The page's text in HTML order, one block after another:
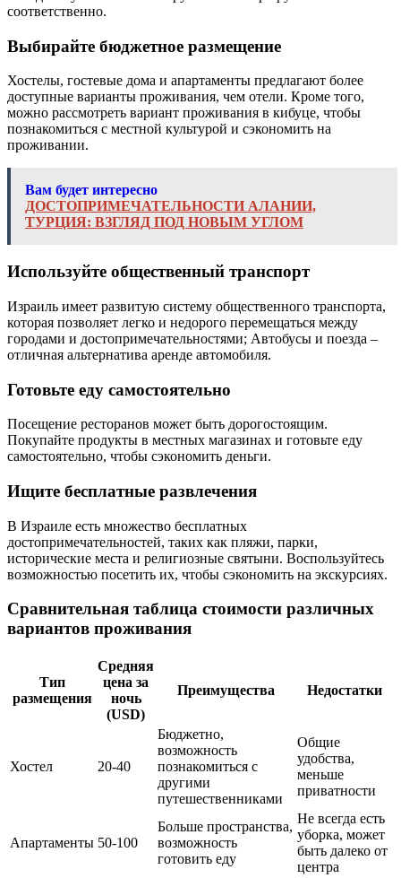
соответственно.
Выбирайте бюджетное размещение
Хостелы, гостевые дома и апартаменты предлагают более
доступные варианты проживания, чем отели. Кроме того,
можно рассмотреть вариант проживания в кибуце, чтобы
познакомиться с местной культурой и сэкономить на
проживании.
Вам будет интересно
ДОСТОПРИМЕЧАТЕЛЬНОСТИ АЛАНИИ,
ТУРЦИЯ: ВЗГЛЯД ПОД НОВЫМ УГЛОМ
Используйте общественный транспорт
Израиль имеет развитую систему общественного транспорта,
которая позволяет легко и недорого перемещаться между
городами и достопримечательностями; Автобусы и поезда –
отличная альтернатива аренде автомобиля.
Готовьте еду самостоятельно
Посещение ресторанов может быть дорогостоящим.
Покупайте продукты в местных магазинах и готовьте еду
самостоятельно, чтобы сэкономить деньги.
Ищите бесплатные развлечения
В Израиле есть множество бесплатных
достопримечательностей, таких как пляжи, парки,
исторические места и религиозные святыни. Воспользуйтесь
возможностью посетить их, чтобы сэкономить на экскурсиях.
Сравнительная таблица стоимости различных
вариантов проживания
Тип
размещения
Средняя
цена за
ночь
(USD)
Преимущества Недостатки
Хостел 20-40
Бюджетно,
возможность
познакомиться с
другими
путешественниками
Общие
удобства,
меньше
приватности
Апартаменты 50-100
Больше пространства,
возможность
готовить еду
Не всегда есть
уборка, может
быть далеко от
центра